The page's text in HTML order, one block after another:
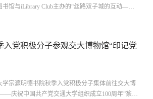
书馆与iLibrary Club主办的“丝路双子城的互动——
式领略长安古都的雄浑风韵、敦煌壁画的璀璨艺
长河中紧密交织的文明联结。溯源敦煌历史，探
入党积极分子参观交大博物馆“印记党
学宗濂明德书院秋季入党积极分子集体前往交大博
庆祝中国共产党交通大学组织成立100周年”篆刻